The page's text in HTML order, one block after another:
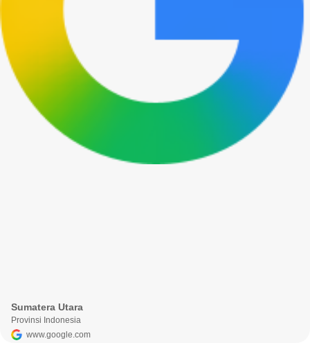
Sumatera Utara
Provinsi Indonesia
www.google.com